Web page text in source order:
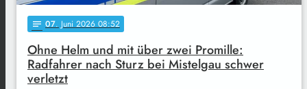
notes 07. Juni 2026 08:52
Ohne Helm und mit über zwei Promille:
Radfahrer nach Sturz bei Mistelgau schwer
verletzt